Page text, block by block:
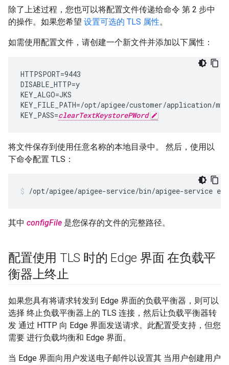
除了上述过程，您也可以将配置文件传递给命令 第 2 步中
的操作。如果您希望 设置可选的 TLS 属性。
如需使用配置文件，请创建一个新文件并添加以下属性：
HTTPSPORT=9443
DISABLE_HTTP=y
KEY_ALGO=JKS
KEY_FILE_PATH=/opt/apigee/customer/application/
KEY_PASS=clearTextKeystorePWord
将文件保存到使用任意名称的本地目录中。 然后，使用以
下命令配置 TLS：
/opt/apigee/apigee-service/bin/apigee-service
其中 configFile 是您保存的文件的完整路径。
配置使用 TLS 时的 Edge 界面 在负载平
衡器上终止
如果您具有将请求转发到 Edge 界面的负载平衡器，则可以
选择 终止负载平衡器上的 TLS 连接，然后让负载平衡器转
发 通过 HTTP 向 Edge 界面发送请求。此配置受支持，但您
需要 进行负载均衡和 Edge 界面。
当 Edge 界面向用户发送电子邮件以设置其 当用户创建用户